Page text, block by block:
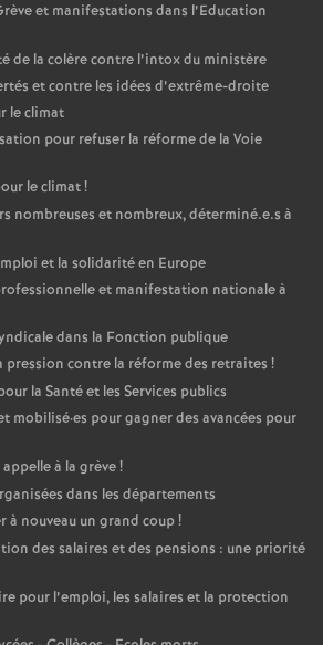
et manifestations dans l’Education
de la colère contre l’intox du ministère
et contre les idées d’extrême-droite
le climat
pour refuser la réforme de la Voie
le climat!
nombreuses et nombreux, déterminé.e.s à
et la solidarité en Europe
et manifestation nationale à
dans la Fonction publique
pression contre la réforme des retraites !
la Santé et les Services publics
mobilisé·es pour gagner des avancées pour
appelle à la grève!
dans les départements
à nouveau un grand coup!
des salaires et des pensions : une priorité
pour l’emploi, les salaires et la protection